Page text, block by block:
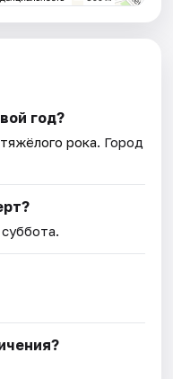
год?
рока. Город
суббота.